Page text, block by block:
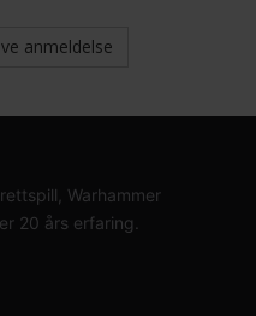
anmeldelse
Warhammer
20 års erfaring.